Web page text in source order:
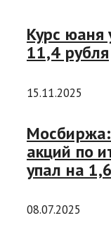
Курс юаня
11,4 рубля
15.11.2025
акций по
упал на
08.07.2025